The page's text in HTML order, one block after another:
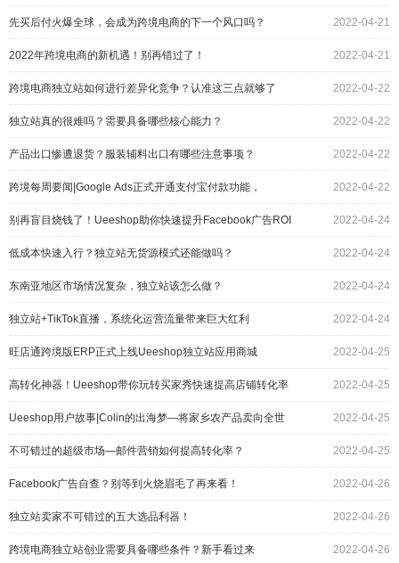
先买后付火爆全球，会成为跨境电商的下一个风口吗？ 2022-04-21
2022年跨境电商的新机遇！别再错过了！ 2022-04-21
跨境电商独立站如何进行差异化竞争？认准这三点就够了 2022-04-22
独立站真的很难吗？需要具备哪些核心能力？ 2022-04-22
产品出口惨遭退货？服装辅料出口有哪些注意事项？ 2022-04-22
跨境每周要闻|Google Ads正式开通支付宝付款功能，
Instagram更新排名算法
2022-04-22
别再盲目烧钱了！Ueeshop助你快速提升Facebook广告ROI 2022-04-24
低成本快速入行？独立站无货源模式还能做吗？ 2022-04-24
东南亚地区市场情况复杂，独立站该怎么做？ 2022-04-24
独立站+TikTok直播，系统化运营流量带来巨大红利 2022-04-24
旺店通跨境版ERP正式上线Ueeshop独立站应用商城 2022-04-25
高转化神器！Ueeshop带你玩转买家秀快速提高店铺转化率 2022-04-25
Ueeshop用户故事|Colin的出海梦—将家乡农产品卖向全世
界
2022-04-25
不可错过的超级市场—邮件营销如何提高转化率？ 2022-04-25
Facebook广告自查？别等到火烧眉毛了再来看！ 2022-04-26
独立站卖家不可错过的五大选品利器！ 2022-04-26
跨境电商独立站创业需要具备哪些条件？新手看过来 2022-04-26